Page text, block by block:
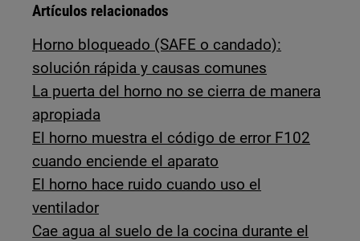
Artículos relacionados
Horno bloqueado (SAFE o candado):
solución rápida y causas comunes
La puerta del horno no se cierra de manera
apropiada
El horno muestra el código de error F102
cuando enciende el aparato
El horno hace ruido cuando uso el
ventilador
Cae agua al suelo de la cocina durante el